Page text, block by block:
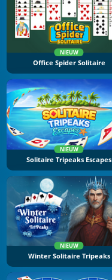
NIEUW
Office Spider Solitaire
NIEUW
Solitaire Tripeaks Escapes
NIEUW
Winter Solitaire Tripeaks